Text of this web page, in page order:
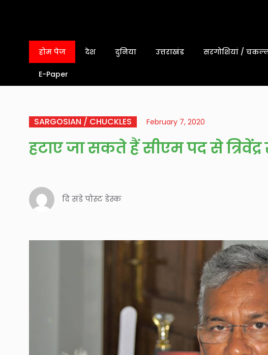
होम पेज देश दुनिया उत्तराखंड सरगोशियां /
E-Paper
SARGOSIAN / CHUCKLES February 7, 2020
हटाए जा सकते हैं सीएम पद से त्रिवेंद्र
दि संडे पोस्ट डेस्क